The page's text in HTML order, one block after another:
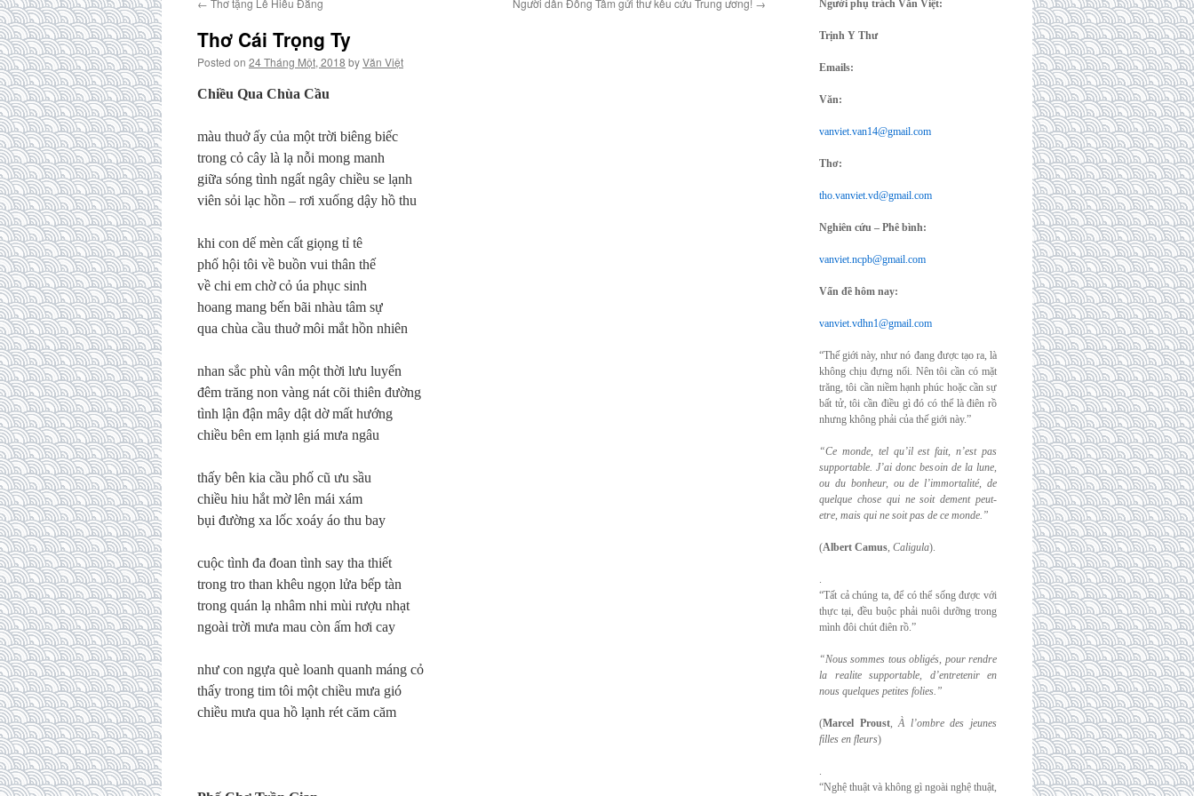
← Thơ tặng Lê Hiếu Đằng Người dân Đồng Tâm gửi thư kêu cứu Trung ương! →
Thơ Cái Trọng Ty
Posted on 24 Tháng Một, 2018 byVăn Việt
Chiều Qua Chùa Cầu
màu thuở ấy của một trời biêng biếc
trong cỏ cây là lạ nỗi mong manh
giữa sóng tình ngất ngây chiều se lạnh
viên sỏi lạc hồn – rơi xuống dậy hồ thu
khi con dế mèn cất giọng tỉ tê
phố hội tôi về buồn vui thân thế
về chi em chờ cỏ úa phục sinh
hoang mang bến bãi nhàu tâm sự
qua chùa cầu thuở môi mắt hồn nhiên
nhan sắc phù vân một thời lưu luyến
đêm trăng non vàng nát cõi thiên đường
tình lận đận mây dật dờ mất hướng
chiều bên em lạnh giá mưa ngâu
thấy bên kia cầu phố cũ ưu sầu
chiều hiu hắt mờ lên mái xám
bụi đường xa lốc xoáy áo thu bay
cuộc tình đa đoan tình say tha thiết
trong tro than khêu ngọn lửa bếp tàn
trong quán lạ nhâm nhi mùi rượu nhạt
ngoài trời mưa mau còn ấm hơi cay
như con ngựa què loanh quanh máng cỏ
thấy trong tim tôi một chiều mưa gió
chiều mưa qua hồ lạnh rét căm căm
Người phụ trách Văn Việt:
Trịnh Y Thư
Emails:
Văn:
vanviet.van14@gmail.com
Thơ:
tho.vanviet.vd@gmail.com
Nghiên cứu – Phê bình:
vanviet.ncpb@gmail.com
Vấn đề hôm nay:
vanviet.vdhn1@gmail.com
“Thế giới này, như nó đang được tạo ra, là
không chịu đựng nổi. Nên tôi cần có mặt
trăng, tôi cần niềm hạnh phúc hoặc cần sự
bất tử, tôi cần điều gì đó có thể là điên rồ
nhưng không phải của thế giới này.”
“Ce monde, tel qu’il est fait, n’est pas
supportable. J’ai donc besoin de la lune,
ou du bonheur, ou de l’immortalité, de
quelque chose qui ne soit dement peut-
etre, mais qui ne soit pas de ce monde.”
(Albert Camus, Caligula).
.
“Tất cả chúng ta, để có thể sống được với
thực tại, đều buộc phải nuôi dưỡng trong
mình đôi chút điên rồ.”
“Nous sommes tous obligés, pour rendre
la realite supportable, d’entretenir en
nous quelques petites folies.”
(Marcel Proust,À l’ombre des jeunes
filles en fleurs)
.
“Nghệ thuật và không gì ngoài nghệ thuật,